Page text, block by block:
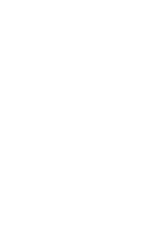
бежево-серые с розовым